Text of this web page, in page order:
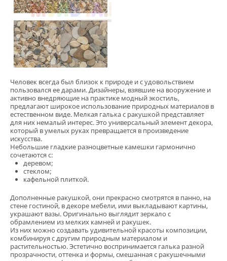
Человек всегда был близок к природе и с удовольствием
пользовался ее дарами. Дизайнеры, взявшие на вооружение и
активно внедряющие на практике модный экостиль,
предлагают широкое использование природных материалов в
естественном виде. Мелкая галька с ракушкой представляет
для них немалый интерес. Это универсальный элемент декора,
который в умелых руках превращается в произведение
искусства.
Небольшие гладкие разноцветные камешки гармонично
сочетаются с:
деревом;
стеклом;
кафельной плиткой.
Дополненные ракушкой, они прекрасно смотрятся в панно, на
стене гостиной, в декоре мебели, ими выкладывают картины,
украшают вазы. Оригинально выглядит зеркало с
обрамлением из мелких камней и ракушек.
Из них можно создавать удивительной красоты композиции,
комбинируя с другим природным материалом и
растительностью. Эстетично воспринимается галька разной
прозрачности, оттенка и формы, смешанная с ракушечными